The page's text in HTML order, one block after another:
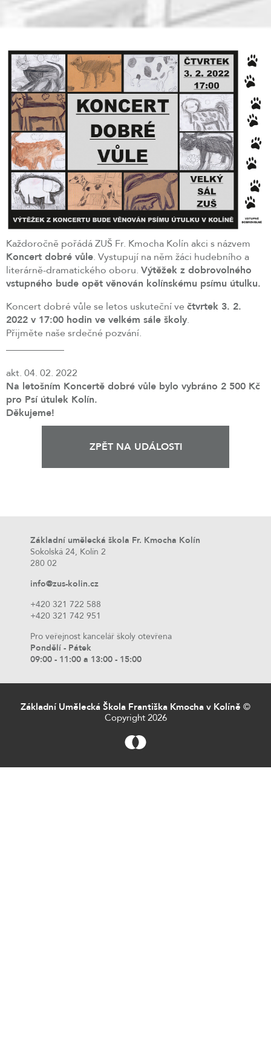
Každoročně pořádá ZUŠ Fr. Kmocha Kolín akci s názvem
Koncert dobré vůle. Vystupují na něm žáci hudebního a
literárně-dramatického oboru. Výtěžek z dobrovolného
vstupného bude opět věnován kolínskému psímu útulku.
Koncert dobré vůle se letos uskuteční ve čtvrtek 3. 2.
2022 v 17:00 hodin ve velkém sále školy.
Přijměte naše srdečné pozvání.
akt. 04. 02. 2022
Na letošním Koncertě dobré vůle bylo vybráno 2 500 Kč
pro Psí útulek Kolín.
Děkujeme!
ZPĚT NA UDÁLOSTI
Základní umělecká škola Fr. Kmocha Kolín
Sokolská 24, Kolín 2
280 02
info@zus-kolin.cz
+420 321 722 588
+420 321 742 951
Pro veřejnost kancelář školy otevřena
Pondělí - Pátek
09:00 - 11:00 a 13:00 - 15:00
Základní Umělecká Škola Františka Kmocha v Kolíně ©
Copyright 2026